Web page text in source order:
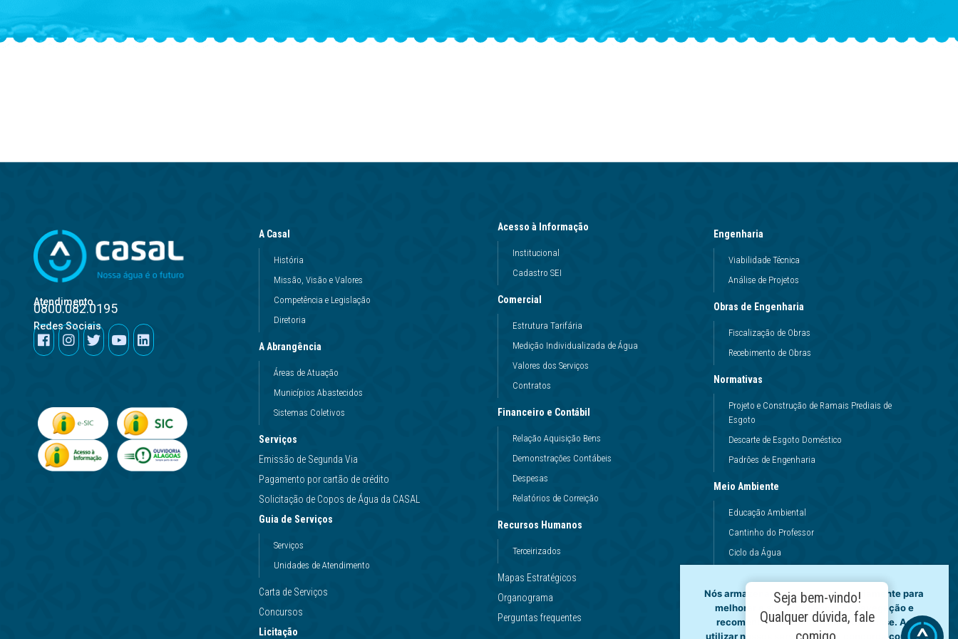
Atendimento
0800.082.0195
Redes Sociais
A Casal
História
Missão, Visão e Valores
Competência e Legislação
Diretoria
A Abrangência
Áreas de Atuação
Municípios Abastecidos
Sistemas Coletivos
Serviços
Emissão de Segunda Via
Pagamento por cartão de crédito
Solicitação de Copos de Água da CASAL
Guia de Serviços
Serviços
Unidades de Atendimento
Carta de Serviços
Concursos
Licitação
Acesso à Informação
Institucional
Cadastro SEI
Comercial
Estrutura Tarifária
Medição Individualizada de Água
Valores dos Serviços
Contratos
Financeiro e Contábil
Relação Aquisição Bens
Demonstrações Contábeis
Despesas
Relatórios de Correição
Recursos Humanos
Terceirizados
Mapas Estratégicos
Organograma
Perguntas frequentes
Engenharia
Viabilidade Técnica
Análise de Projetos
Obras de Engenharia
Fiscalização de Obras
Recebimento de Obras
Normativas
Projeto e Construção de Ramais Prediais de
Esgoto
Descarte de Esgoto Doméstico
Padrões de Engenharia
Meio Ambiente
Educação Ambiental
Cantinho do Professor
Ciclo da Água
Dinâmicas da Escola
Princípios de Higiene
Utilização da Água
Nós armazenamos dados temporariamente para
melhorar a sua experiência de navegação e
recomendar conteúdo de seu interesse. Ao
utilizar nossos serviços, você concorda com tal
Seja bem-vindo!
Qualquer dúvida, fale